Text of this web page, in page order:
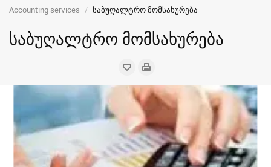
Accounting services
საბუღალტრო მომსახურება
საბუღალტრო მომსახურება